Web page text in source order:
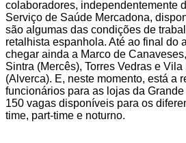
colaboradores, independentemente
Serviço de Saúde Mercadona,
são algumas das condições de
retalhista espanhola. Até ao final do
chegar ainda a Marco de
Sintra (Mercês), Torres Vedras e
(Alverca). E, neste momento, está a
funcionários para as lojas da
150 vagas disponíveis para os
time, part-time e noturno.